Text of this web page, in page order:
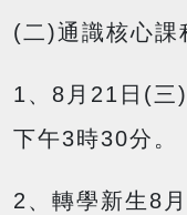
(二)通識核心課
1、8月21日(三
下午3時30分。
2、轉學新生8